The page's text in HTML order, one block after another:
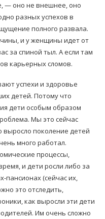
— оно не внешнее, оно
разных успехов в
полного развала.
и у женщины идет от
за спиной тыл. А если там
карьерных сломов.
успехи и здоровье
детей. Потому что
дети особым образом
Мы это сейчас
выросло поколение детей
много работал.
процессы,
и дети росли либо за
пансионах (сейчас их,
это отследить,
как выросли эти дети
Им очень сложно